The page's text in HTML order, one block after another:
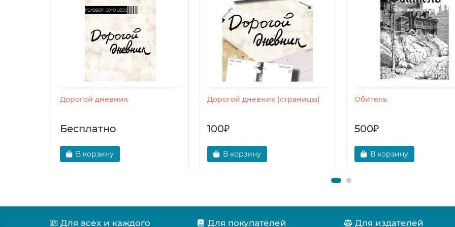
Дорогой дневник
Бесплатно
В корзину
Дорогой дневник (страницы)
100₽
В корзину
Обитель
500₽
В корзину
Для всех и каждого Для покупателей Для издателей